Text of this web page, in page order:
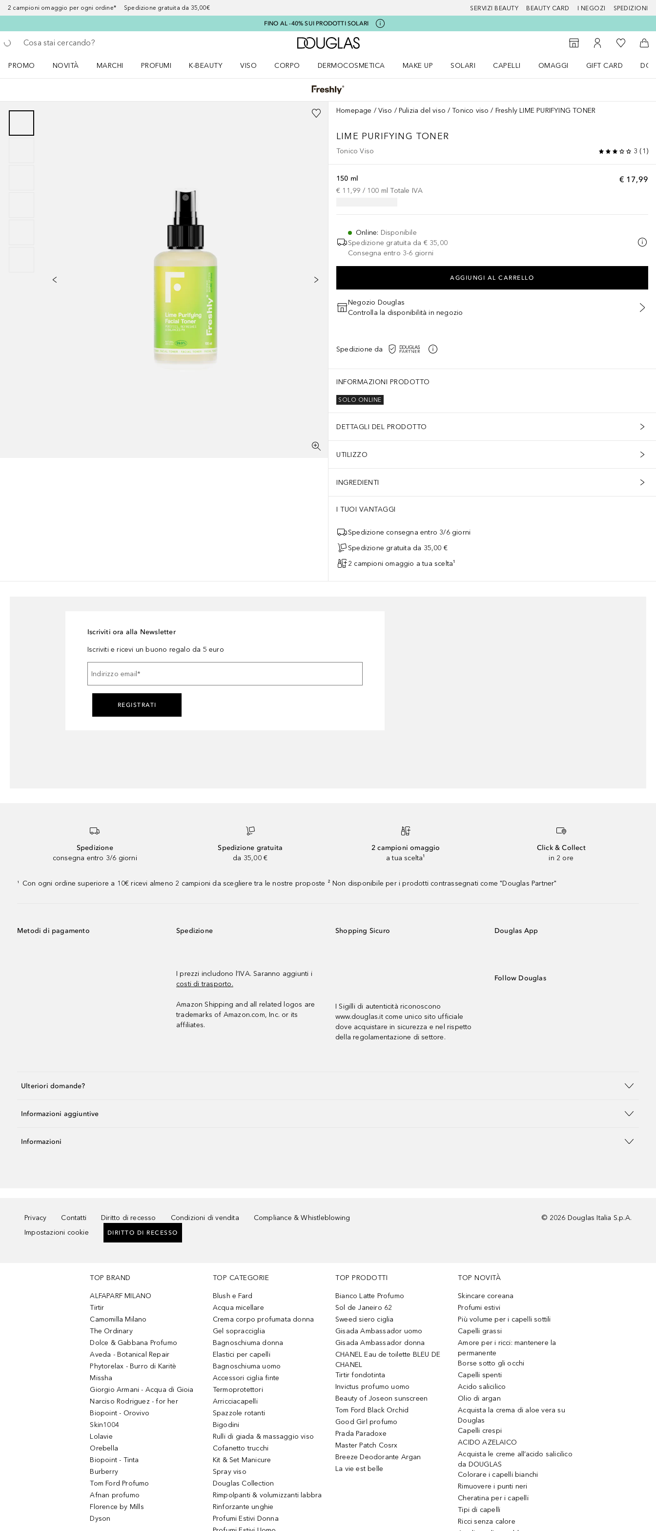
2 campioni omaggio per ogni ordine* Spedizione gratuita da 35,00€ SERVIZI BEAUTY BEAUTY CARD I NEGOZI SPEDIZIONI
FINO AL -40% SUI PRODOTTI SOLARI
Torna indietro
Esegui ricerca
A Douglas Home
StorefinderAl Mio Account
Alla Mia
Al
PROMO
NOVITÀ
MARCHI
PROFUMI
K-BEAUTY
VISO
CORPO
DERMOCOSMETICA
MAKE UP
SOLARI
CAPELLI
OMAGGI
GIFT CARD
Homepage Viso Pulizia del viso Tonico viso Freshly LIME PURIFYING TONER
LIME PURIFYING TONER
Tonico Viso 3 ( 1 )
€ 17,99
150 ml
€ 11,99 / 100 ml Totale IVA
Online: Disponibile
Spedizione gratuita da € 35,00
Consegna entro 3-6 giorni
AGGIUNGI AL CARRELLO
Negozio Douglas
Controlla la disponibilità in negozio
Spedizione da
INFORMAZIONI PRODOTTO
SOLO ONLINE
DETTAGLI DEL PRODOTTO
UTILIZZO
INGREDIENTI
I TUOI VANTAGGI
Spedizione consegna entro 3/6 giorni
Spedizione gratuita da 35,00 €
2 campioni omaggio a tua scelta¹
Iscriviti ora alla Newsletter
Iscriviti e ricevi un buono regalo da 5 euro
Indirizzo email *
REGISTRATI
Spedizione
consegna entro 3/6 giorni
Spedizione gratuita
da 35,00 €
2 campioni omaggio
a tua scelta¹
Click & Collect
in 2 ore
¹ Con ogni ordine superiore a 10€ ricevi almeno 2 campioni da scegliere tra le nostre proposte ² Non disponibile per i prodotti contrassegnati come "Douglas Partner"
Metodi di pagamento Spedizione
I prezzi includono l’IVA. Saranno aggiunti i
costi di trasporto.
Amazon Shipping and all related logos are
trademarks of Amazon.com, Inc. or its
affiliates.
Shopping Sicuro
I Sigilli di autenticità riconoscono
www.douglas.it come unico sito ufficiale
dove acquistare in sicurezza e nel rispetto
della regolamentazione di settore.
Douglas App
Follow Douglas
Ulteriori domande?
Informazioni aggiuntive
Informazioni
Privacy Contatti Diritto di recesso Condizioni di vendita
Compliance & Whistleblowing
Impostazioni cookie
DIRITTO DI RECESSO
© 2026 Douglas Italia S.p.A.
TOP BRAND
ALFAPARF MILANO
Tirtir
Camomilla Milano
The Ordinary
Dolce & Gabbana Profumo
Aveda - Botanical Repair
Phytorelax - Burro di Karitè
Missha
Giorgio Armani - Acqua di Gioia
Narciso Rodriguez - for her
Biopoint - Orovivo
Skin1004
Lolavie
Orebella
Biopoint - Tinta
Burberry
Tom Ford Profumo
Afnan profumo
Florence by Mills
Dyson
TOP CATEGORIE
Blush e Fard
Acqua micellare
Crema corpo profumata donna
Gel sopracciglia
Bagnoschiuma donna
Elastici per capelli
Bagnoschiuma uomo
Accessori ciglia finte
Termoprotettori
Arricciacapelli
Spazzole rotanti
Bigodini
Rulli di giada & massaggio viso
Cofanetto trucchi
Kit & Set Manicure
Spray viso
Douglas Collection
Rimpolpanti & volumizzanti labbra
Rinforzante unghie
Profumi Estivi Donna
TOP PRODOTTI
Bianco Latte Profumo
Sol de Janeiro 62
Sweed siero ciglia
Gisada Ambassador uomo
Gisada Ambassador donna
CHANEL Eau de toilette BLEU DE
CHANEL
Tirtir fondotinta
Invictus profumo uomo
Beauty of Joseon sunscreen
Tom Ford Black Orchid
Good Girl profumo
Prada Paradoxe
Master Patch Cosrx
Breeze Deodorante Argan
La vie est belle
TOP NOVITÀ
Skincare coreana
Profumi estivi
Più volume per i capelli sottili
Capelli grassi
Amore per i ricci: mantenere la
permanente
Borse sotto gli occhi
Capelli spenti
Acido salicilico
Olio di argan
Acquista la crema di aloe vera su
Douglas
Capelli crespi
ACIDO AZELAICO
Acquista le creme all’acido salicilico
da DOUGLAS
Colorare i capelli bianchi
Rimuovere i punti neri
Cheratina per i capelli
Tipi di capelli
Ricci senza calore